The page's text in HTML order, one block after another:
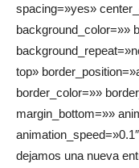
spacing=»yes»
background_color=»»
top»
border_color=»»
margin_bottom=»»
dejamos una nueva